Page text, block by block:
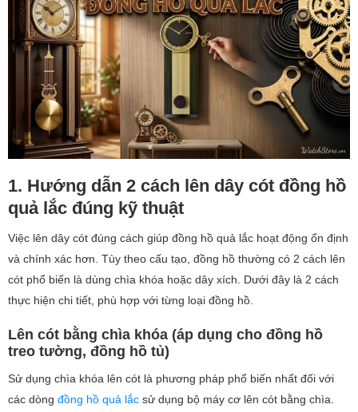
1. Hướng dẫn 2 cách lên dây cót đồng hồ
quả lắc đúng kỹ thuật
Việc lên dây cót đúng cách giúp đồng hồ quả lắc hoạt động ổn định
và chính xác hơn. Tùy theo cấu tạo, đồng hồ thường có 2 cách lên
cót phổ biến là dùng chìa khóa hoặc dây xích. Dưới đây là 2 cách
thực hiện chi tiết, phù hợp với từng loại đồng hồ.
Lên cót bằng chìa khóa (áp dụng cho đồng hồ
treo tường, đồng hồ tủ)
Sử dụng chìa khóa lên cót là phương pháp phổ biến nhất đối với
các dòng đồng hồ quả lắc sử dụng bộ máy cơ lên cót bằng chìa.